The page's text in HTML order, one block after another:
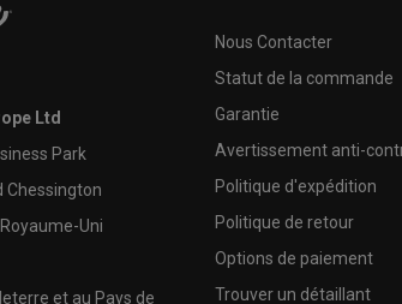
Ltd
Park
Chessington
Uni
et au Pays de
Nous Contacter
Statut de la commande
Garantie
Avertissement anti-
Politique d'expédition
Politique de retour
Options de paiement
Trouver un détaillant